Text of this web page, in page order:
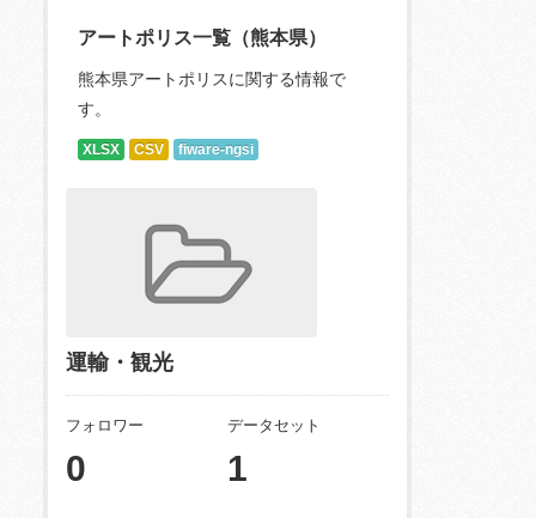
アートポリス一覧（熊本県）
熊本県アートポリスに関する情報で
す。
XLSX CSV fiware-ngsi
運輸・観光
フォロワー
0
データセット
1